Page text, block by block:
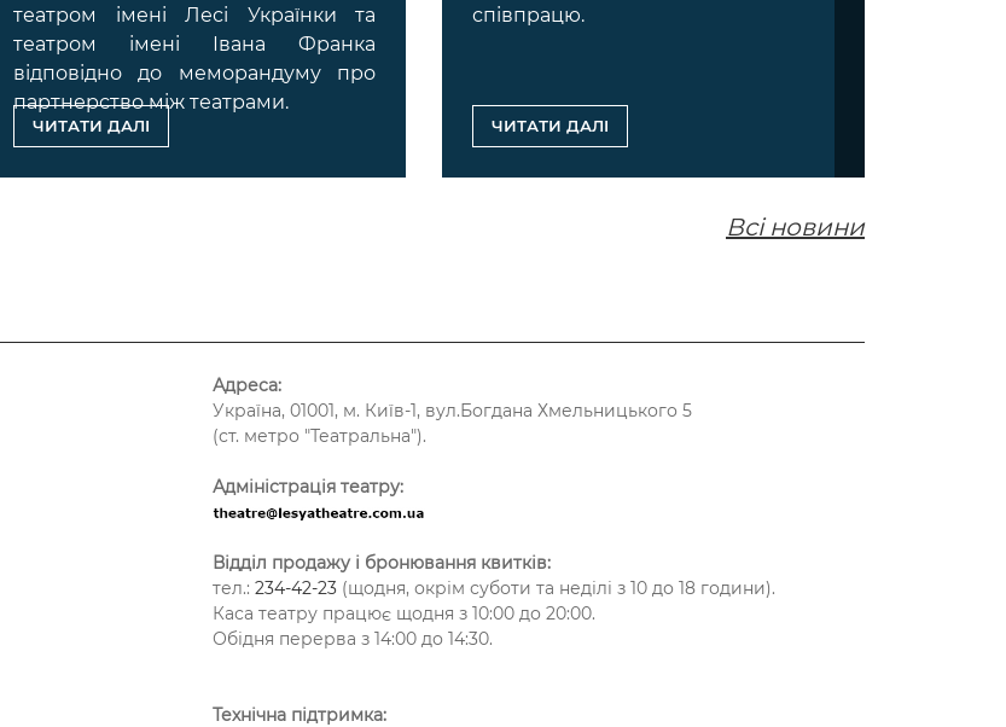
театром імені Лесі Українки та
театром імені Івана Франка
відповідно до меморандуму про
партнерство між театрами.
ЧИТАТИ ДАЛІ
співпрацю.
ЧИТАТИ ДАЛІ
Всі новини
Адреса:
Україна, 01001, м. Київ-1, вул.Богдана Хмельницького 5
(ст. метро "Театральна").
Адміністрація театру:
Відділ продажу і бронювання квитків:
тел.: 234-42-23 (щодня, окрім суботи та неділі з 10 до 18 години).
Каса театру працює щодня з 10:00 до 20:00.
Обідня перерва з 14:00 до 14:30.
Технічна підтримка: